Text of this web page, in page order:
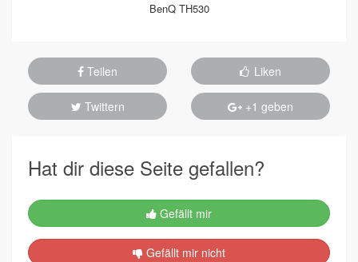
BenQ TH530
Teilen Liken
Twittern +1 geben
Hat dir diese Seite gefallen?
Gefällt mir
Gefällt mir nicht